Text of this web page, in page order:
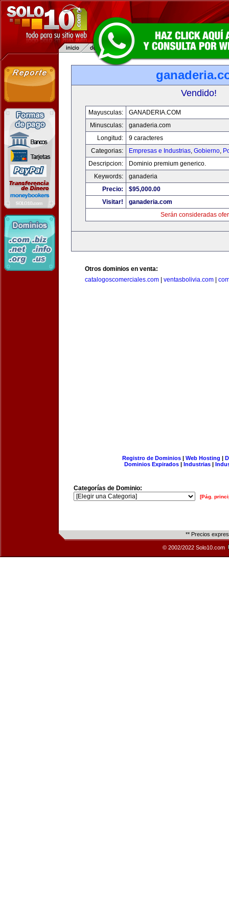
Vendido!
Mayusculas:
GANADERIA.COM
Minusculas:
ganaderia.com
Longitud:
9 caracteres
Categorias:
Empresas e Industrias, Gobierno,
Descripcion:
Dominio premium generico.
Keywords:
ganaderia
Precio:
$95,000.00
Visitar!
ganaderia.com
Serán consideradas
Otros dominios en venta:
catalogoscomerciales.com
ventasbolivia.com
Registro de Dominios| Web Hosting |
Dominios Expirados | Industrias |
Categorías de Dominio:
[Pág.
** Precios
© 2002/2022 Solo10.com